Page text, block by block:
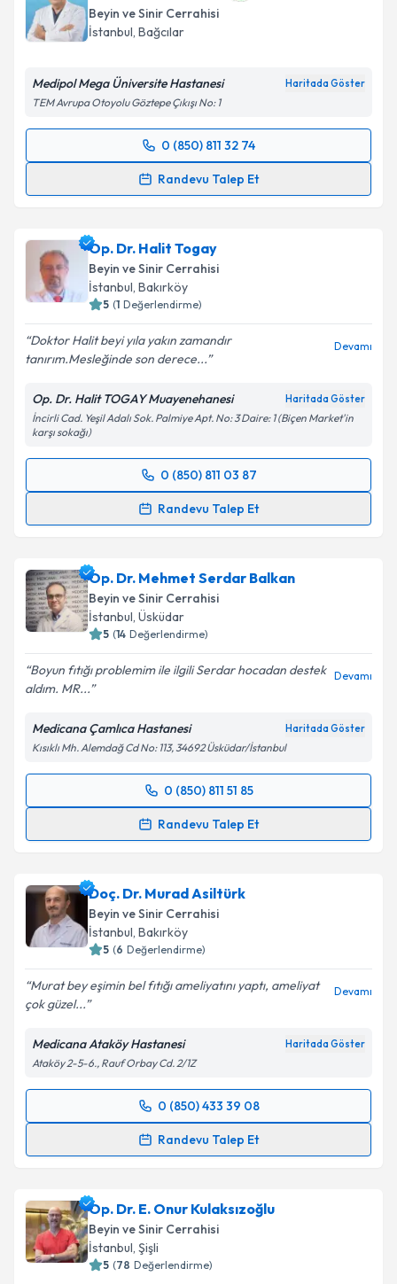
E-posta Adresiniz
Kişisel verilerimin işlenmesine ilişkin
Metni'ni okudum ve kişisel verilerimin belirtilen
kapsamda işlenmesini kabul ediyorum.
Takvim Talebini Gönder
Beyin ve Sinir Cerrahisi
İstanbul, Bağcılar
Medipol Mega Üniversite Hastanesi Haritada Göster
TEM Avrupa Otoyolu Göztepe Çıkışı No: 1
0 (850) 811 32 74
Randevu Talep Et
Randevu Takvimi Talebi
takvim hazırlandığında e-posta ile bilgilendireceğiz.
E-posta Adresiniz
Kişisel verilerimin işlenmesine ilişkin
kapsamda işlenmesini kabul ediyorum.
Takvim Talebini Gönder
Op. Dr. Halit Togay
Beyin ve Sinir Cerrahisi
İstanbul, Bakırköy
5 (1 Değerlendirme)
Doktor Halit beyi yıla yakın zamandır
tanırım.Mesleğinde son derece...
Devamı
Op. Dr. Halit TOGAY Muayenehanesi Haritada Göster
İncirli Cad. Yeşil Adalı Sok. Palmiye Apt. No: 3 Daire: 1 (Biçen Market'in
karşı sokağı)
0 (850) 811 03 87
Randevu Talep Et
Randevu Takvimi Talebi
takvim hazırlandığında e-posta ile bilgilendireceğiz.
E-posta Adresiniz
kapsamda işlenmesini kabul ediyorum.
Takvim Talebini Gönder
Op. Dr. Mehmet Serdar Balkan
Beyin ve Sinir Cerrahisi
İstanbul, Üsküdar
5 (14 Değerlendirme)
Boyun fıtığı problemim ile ilgili Serdar hocadan destek
aldım. MR...
Devamı
Medicana Çamlıca Hastanesi Haritada Göster
Kısıklı Mh. Alemdağ Cd No: 113, 34692 Üsküdar/İstanbul
0 (850) 811 51 85
Randevu Talep Et
Randevu Takvimi Talebi
almanız için bir takvim hazırlandığında e-posta ile
bilgilendireceğiz.
E-posta Adresiniz
Metni'ni okudum ve kişisel verilerimin belirtilen
kapsamda işlenmesini kabul ediyorum.
Takvim Talebini Gönder
Doç. Dr. Murad Asiltürk
Beyin ve Sinir Cerrahisi
İstanbul, Bakırköy
5 (6 Değerlendirme)
Murat bey eşimin bel fıtığı ameliyatını yaptı, ameliyat
çok güzel...
Devamı
Medicana Ataköy Hastanesi Haritada Göster
Ataköy 2-5-6., Rauf Orbay Cd. 2/1Z
0 (850) 433 39 08
Randevu Talep Et
Randevu Takvimi Talebi
takvim hazırlandığında e-posta ile bilgilendireceğiz.
E-posta Adresiniz
Op. Dr. E. Onur Kulaksızoğlu
Beyin ve Sinir Cerrahisi
İstanbul, Şişli
5 (78 Değerlendirme)